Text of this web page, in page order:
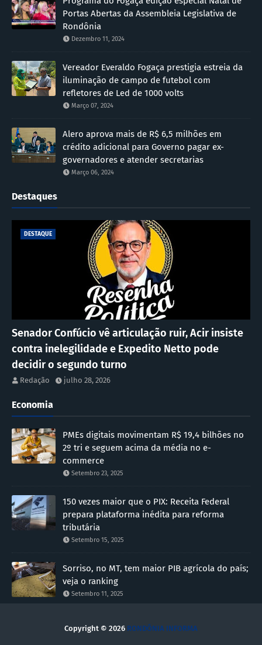
Portas Abertas da Assembleia Legislativa de
Rondônia
Dezembro 11, 2024
Vereador Everaldo Fogaça prestigia estreia da
iluminação de campo de futebol com
refletores de Led de 1000 volts
Março 07, 2024
Alero aprova mais de R$ 6,5 milhões em
crédito adicional para Governo pagar ex-
governadores e atender secretarias
Março 06, 2024
Destaques
DESTAQUE
Senador Confúcio vê articulação ruir, Acir insiste
contra inelegilidade e Expedito Netto pode
decidir o segundo turno
Redação julho 28, 2026
Economia
PMEs digitais movimentam R$ 19,4 bilhões no
2º tri e seguem acima da média no e-
commerce
Setembro 23, 2025
150 vezes maior que o PIX: Receita Federal
prepara plataforma inédita para reforma
tributária
Setembro 15, 2025
Sorriso, no MT, tem maior PIB agrícola do país;
veja o ranking
Setembro 11, 2025
Copyright © 2026 RONDÔNIA INFORMA